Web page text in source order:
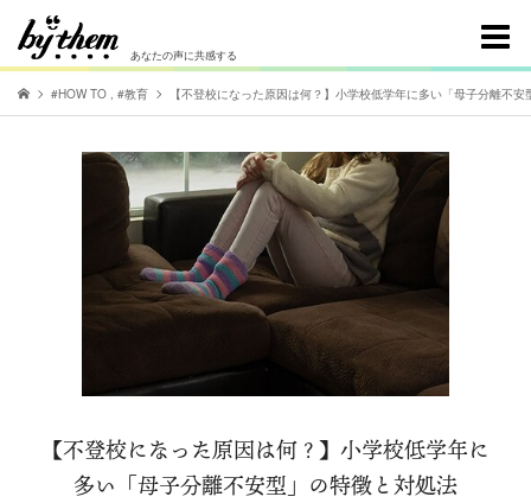
あなたの声に共感する
#HOW TO , #教育 【不登校になった原因は何？】小学校低学年に多い「母子分離不
【不登校になった原因は何？】小学校低学年に
多い「母子分離不安型」の特徴と対処法